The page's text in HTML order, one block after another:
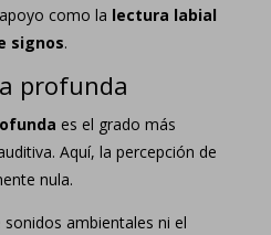
como la lectura labial
signos.
profunda
es el grado más
Aquí, la percepción de
nula.
ambientales ni el